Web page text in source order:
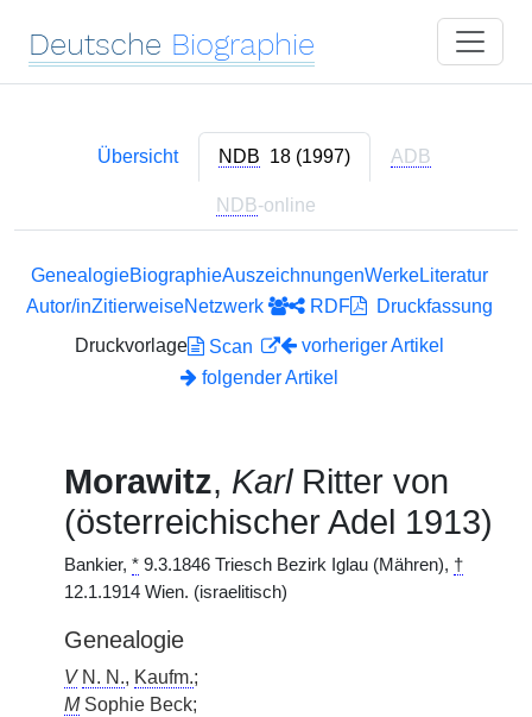
Deutsche Biographie
Übersicht NDB 18 (1997) ADB
NDB-online
GenealogieBiographieAuszeichnungenWerkeLiteratur
Autor/inZitierweiseNetzwerk RDF
Druckfassung
Druckvorlage
Scan
vorheriger Artikel
folgender Artikel
Morawitz, KarlRitter von
(österreichischer Adel 1913)
Bankier, * 9.3.1846 Triesch Bezirk Iglau (Mähren), †
12.1.1914 Wien. (israelitisch)
Genealogie
V N. N., Kaufm.;
MSophie Beck;